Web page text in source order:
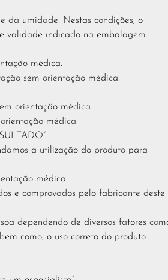
da umidade. Nestas condições, o
validade indicado na embalagem.
médica.
sem orientação médica.
orientação médica.
médica.
a utilização do produto para
médica.
e comprovados pelo fabricante deste
dependendo de diversos fatores
como, o uso correto do produto